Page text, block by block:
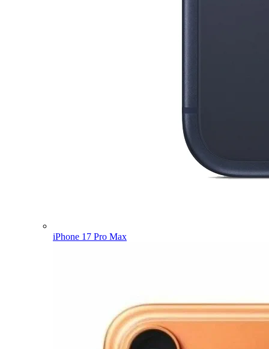
iPhone 17 Pro Max